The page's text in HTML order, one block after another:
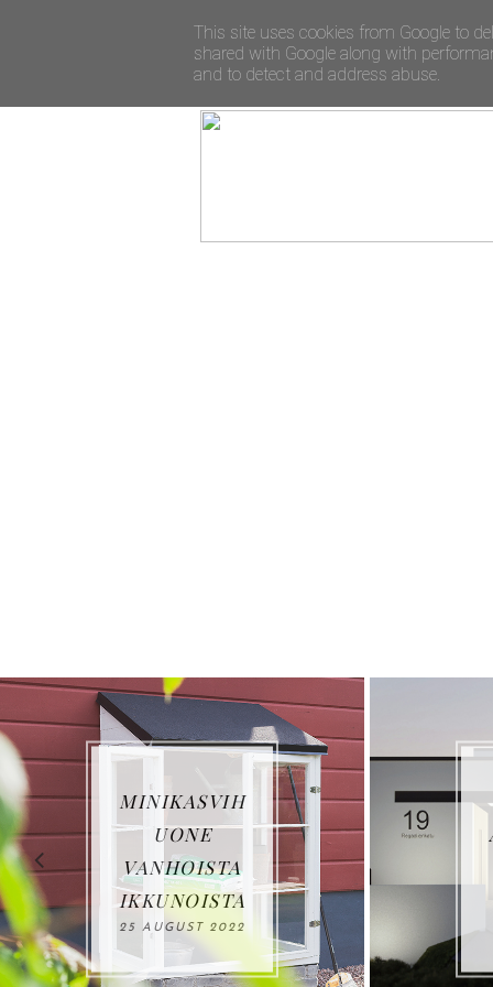
LOVIISAN
ASUNTOMES
SUT: VILLA
HAVET
27 JUNE 2022
This site uses cookies from Google to
shared with Google along with
and to detect and address abuse.